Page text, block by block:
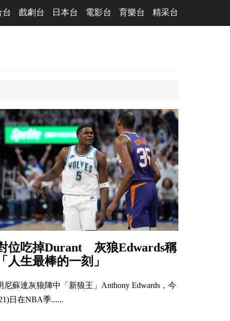
台 戲劇台 日本台 電影台 育樂台 精采台
位吃掉Durant 灰狼Edwards稱
「人生最棒的一刻」
尼蘇達灰狼陣中「新狼王」Anthony Edwards，今
日在NBA季......